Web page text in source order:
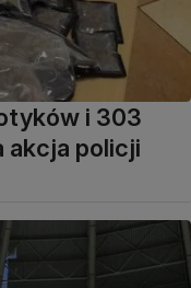
i 303
akcja policji